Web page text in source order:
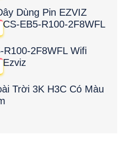
Dùng Pin EZVIZ
CS-EB5-R100-2F8WFL
R100-2F8WFL Wifi
Ezviz
Trời 3K H3C Có Màu